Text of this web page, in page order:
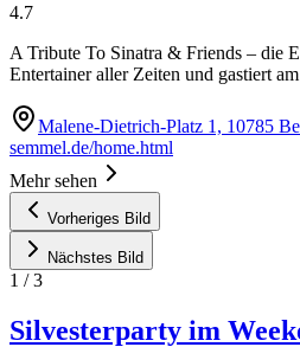
4.7
A Tribute To Sinatra & Friends – die
Entertainer aller Zeiten und gastiert
Malene-Dietrich-Platz 1, 10785
semmel.de/home.html
Mehr sehen
Vorheriges Bild
Nächstes Bild
1 /3
Silvesterparty im